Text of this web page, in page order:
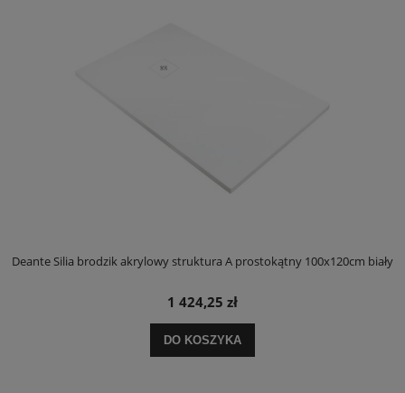
Deante Silia brodzik akrylowy struktura A prostokątny 100x120cm biały
1 424,25 zł
DO KOSZYKA